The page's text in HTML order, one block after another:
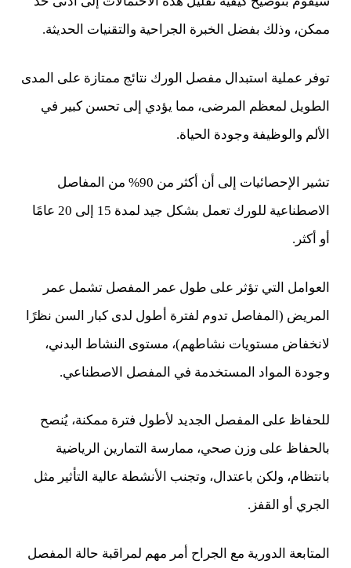
ممكن، وذلك بفضل الخبرة الجراحية والتقنيات الحديثة.
توفر عملية استبدال مفصل الورك نتائج ممتازة على المدى
الطويل لمعظم المرضى، مما يؤدي إلى تحسن كبير في
الألم والوظيفة وجودة الحياة.
تشير الإحصائيات إلى أن أكثر من 90% من المفاصل
الاصطناعية للورك تعمل بشكل جيد لمدة 15 إلى 20 عامًا
أو أكثر.
العوامل التي تؤثر على طول عمر المفصل تشمل عمر
المريض (المفاصل تدوم لفترة أطول لدى كبار السن نظرًا
لانخفاض مستويات نشاطهم)، مستوى النشاط البدني،
وجودة المواد المستخدمة في المفصل الاصطناعي.
للحفاظ على المفصل الجديد لأطول فترة ممكنة، يُنصح
بالحفاظ على وزن صحي، ممارسة التمارين الرياضية
بانتظام، ولكن باعتدال، وتجنب الأنشطة عالية التأثير مثل
الجري أو القفز.
المتابعة الدورية مع الجراح أمر مهم لمراقبة حالة المفصل